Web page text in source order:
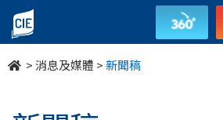
undefined
>消息及媒體 >新聞稿